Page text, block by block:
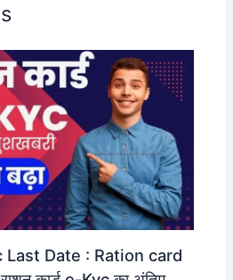
Last Date : Ration card